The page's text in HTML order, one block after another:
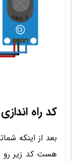
کد راه
بعد از اینکه
هست کد زیر رو